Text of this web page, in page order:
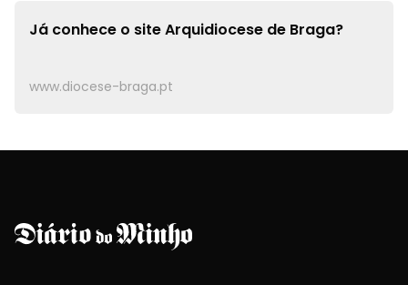
Já conhece o siteArquidiocese de Braga?
www.diocese-braga.pt